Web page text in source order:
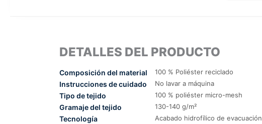
DETALLES DEL PRODUCTO
Composición del material 100 % Poliéster reciclado
Instrucciones de cuidado No lavar a máquina
Tipo de tejido 100 % poliéster micro-mesh
Gramaje del tejido 130-140 g/m²
Tecnología Acabado hidrofílico de evacuación